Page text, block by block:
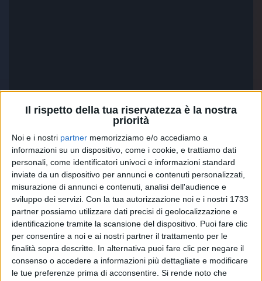
Il rispetto della tua riservatezza è la nostra
priorità
Noi e i nostri partner memorizziamo e/o accediamo a
informazioni su un dispositivo, come i cookie, e trattiamo dati
personali, come identificatori univoci e informazioni standard
inviate da un dispositivo per annunci e contenuti personalizzati,
misurazione di annunci e contenuti, analisi dell'audience e
sviluppo dei servizi. Con la tua autorizzazione noi e i nostri 1733
partner possiamo utilizzare dati precisi di geolocalizzazione e
identificazione tramite la scansione del dispositivo. Puoi fare clic
per consentire a noi e ai nostri partner il trattamento per le
finalità sopra descritte. In alternativa puoi fare clic per negare il
consenso o accedere a informazioni più dettagliate e modificare
le tue preferenze prima di acconsentire. Si rende noto che
JOVANOTTI. Questi grandi producer ci hanno
abituato a hit ritmate e tormentoni estivi,come la
nuovaLa luna e la gattaeDa sola in the nightcon
Elisa, però hanno anche remixatoAffermativo
dell'albumOh, Vita! diJovanotti, un singolo
attualissimo sul tema dei migranti. Perché li ha colpiti
proprio quel pezzo? “Mi ha colpito in particolar
modo tutto il disco di Lorenzo, fatto con Rick Rubin:
è un album nudo, senza orpelli”, rispondeTakagi, “Di
quella canzone mi ha colpito un sacco il testo,